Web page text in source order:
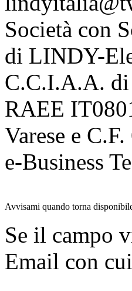
Società con
di LINDY-
C.C.I.A.A. di
RAEE
Varese e
e-Business
Avvisami quando torna
Se il campo
Email con